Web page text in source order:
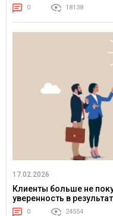
0 18138
17.02.2026
Клиенты больше не
уверенность в
0 24554